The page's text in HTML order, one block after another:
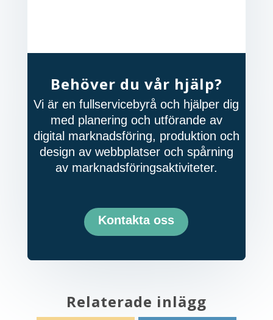
Behöver du vår hjälp?
Vi är en fullservicebyrå och hjälper dig
med planering och utförande av
digital marknadsföring, produktion och
design av webbplatser och spårning
av marknadsföringsaktiviteter.
Kontakta oss
Relaterade inlägg